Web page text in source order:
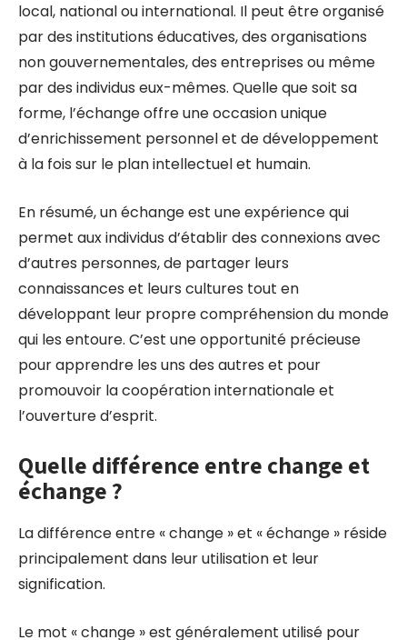
local, national ou international. Il peut être organisé
par des institutions éducatives, des organisations
non gouvernementales, des entreprises ou même
par des individus eux-mêmes. Quelle que soit sa
forme, l’échange offre une occasion unique
d’enrichissement personnel et de développement
à la fois sur le plan intellectuel et humain.
En résumé, un échange est une expérience qui
permet aux individus d’établir des connexions avec
d’autres personnes, de partager leurs
connaissances et leurs cultures tout en
développant leur propre compréhension du monde
qui les entoure. C’est une opportunité précieuse
pour apprendre les uns des autres et pour
promouvoir la coopération internationale et
l’ouverture d’esprit.
Quelle différence entre change et
échange ?
La différence entre « change » et « échange » réside
principalement dans leur utilisation et leur
signification.
Le mot « change » est généralement utilisé pour